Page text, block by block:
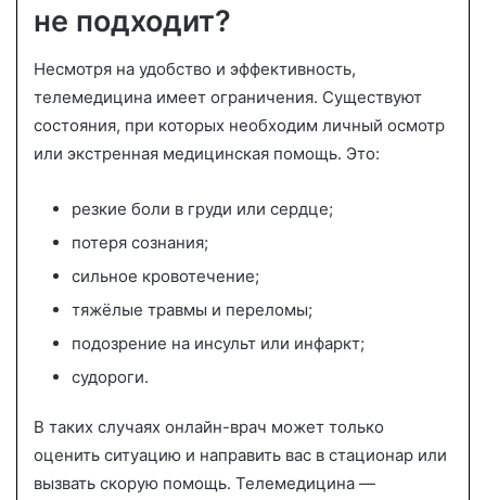
не подходит?
Несмотря на удобство и эффективность,
телемедицина имеет ограничения. Существуют
состояния, при которых необходим личный осмотр
или экстренная медицинская помощь. Это:
резкие боли в груди или сердце;
потеря сознания;
сильное кровотечение;
тяжёлые травмы и переломы;
подозрение на инсульт или инфаркт;
судороги.
В таких случаях онлайн-врач может только
оценить ситуацию и направить вас в стационар или
вызвать скорую помощь. Телемедицина —